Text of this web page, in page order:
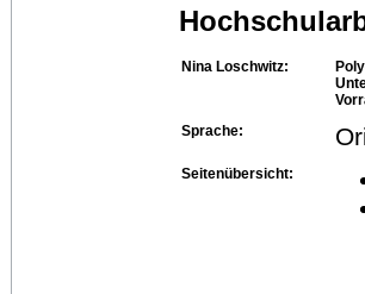
Nina Loschwitz:
Sprache:
Seitenübersicht: